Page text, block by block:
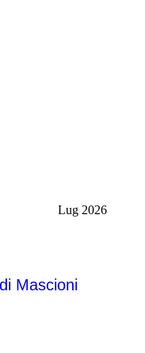
Lug 2026
Mascioni